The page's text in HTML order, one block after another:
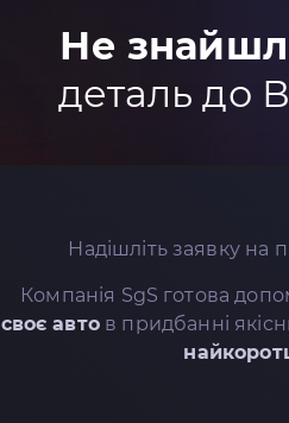
Не
деталь до
Надішліть заявку на
Компанія SgS готова
своє автов придбанні